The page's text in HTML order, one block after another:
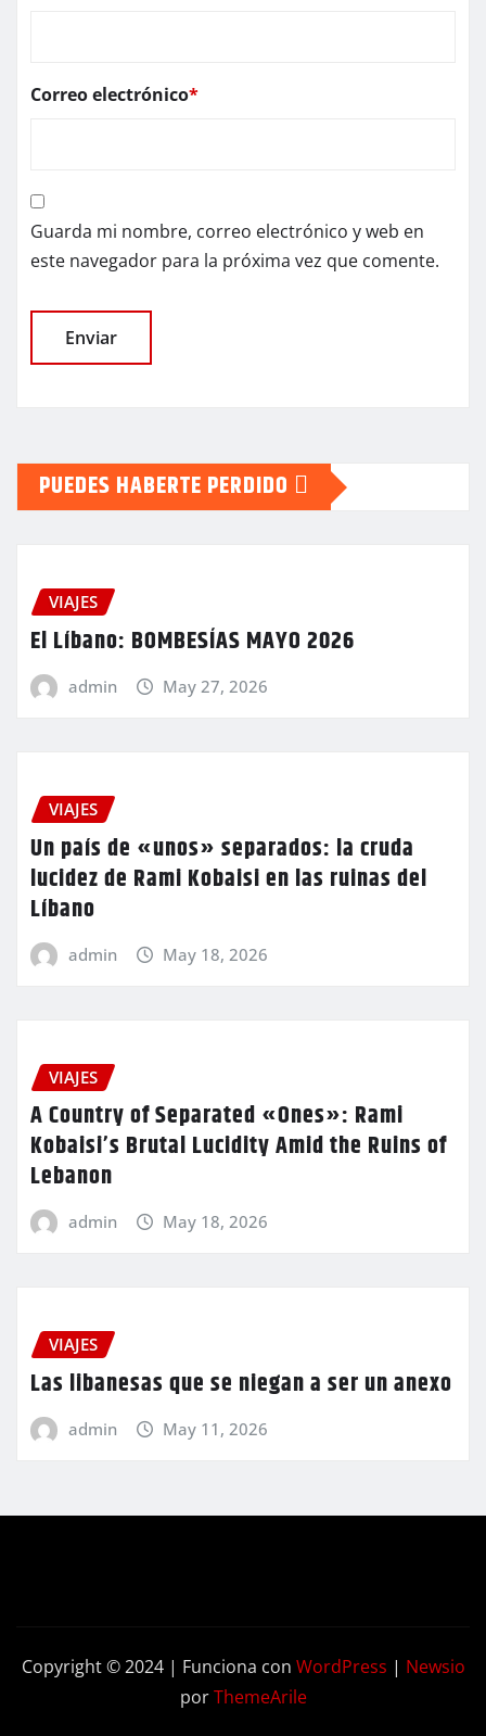
Correo electrónico*
Guarda mi nombre, correo electrónico y web en
este navegador para la próxima vez que comente.
PUEDES HABERTE PERDIDO
VIAJES
El Líbano: BOMBESÍAS MAYO 2026
admin May 27, 2026
VIAJES
Un país de «unos» separados: la cruda
lucidez de Rami Kobaisi en las ruinas del
Líbano
admin May 18, 2026
VIAJES
A Country of Separated «Ones»: Rami
Kobaisi’s Brutal Lucidity Amid the Ruins of
Lebanon
admin May 18, 2026
VIAJES
Las libanesas que se niegan a ser un anexo
admin May 11, 2026
Copyright © 2024 | Funciona con WordPress | Newsio
porThemeArile